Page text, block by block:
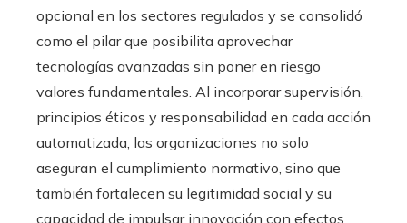
opcional en los sectores regulados y se consolidó
como el pilar que posibilita aprovechar
tecnologías avanzadas sin poner en riesgo
valores fundamentales. Al incorporar supervisión,
principios éticos y responsabilidad en cada acción
automatizada, las organizaciones no solo
aseguran el cumplimiento normativo, sino que
también fortalecen su legitimidad social y su
capacidad de impulsar innovación con efectos